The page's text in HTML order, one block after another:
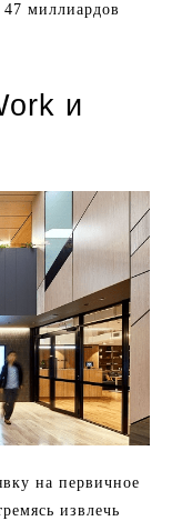
миллиардов
и
на первичное
извлечь